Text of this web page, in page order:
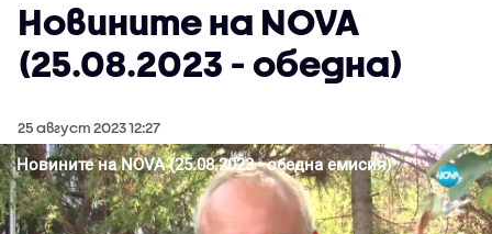
Новините на NOVA
(25.08.2023 - обедна)
25 август 2023 12:27